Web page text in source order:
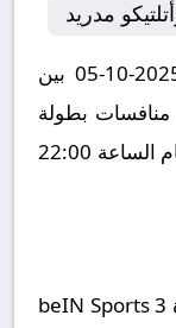
مدريد
تترقب الجماهير مواجهة نارية اليوم 2025-10-05 بين
منافسات بطولة
تنطلق في تمام الساعة 22:00
ستُذاع أحداث المباراة مباشرة على قناة beIN Sports 3